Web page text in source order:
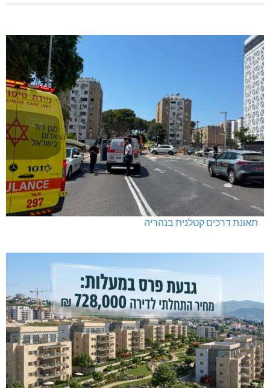
תאונת דרכים קטלנית בנהריה